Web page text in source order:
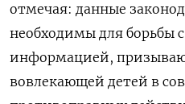
отмечая: данные
необходимы для борьбы
информацией,
вовлекающей детей в